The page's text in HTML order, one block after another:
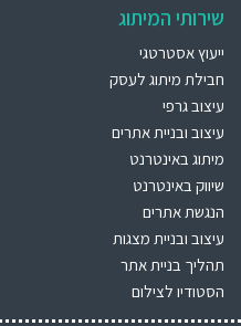
שירותי המיתוג
ייעוץ אסטרטגי
חבילת מיתוג לעסק
עיצוב גרפי
עיצוב ובניית אתרים
מיתוג באינטרנט
שיווק באינטרנט
הנגשת אתרים
עיצוב ובניית מצגות
תהליך בניית אתר
הסטודיו לצילום